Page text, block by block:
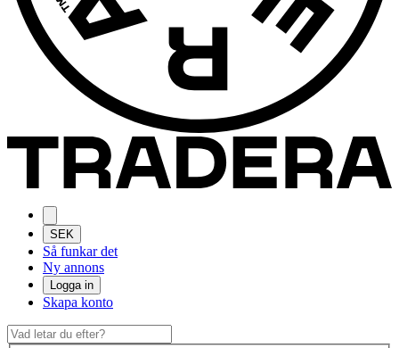
SEK
Så funkar det
Ny annons
Logga in
Skapa konto